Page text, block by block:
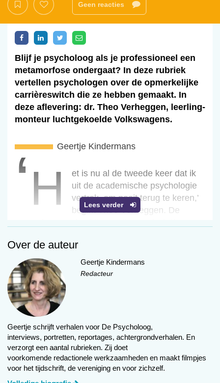
Geen reacties
Lees verder
Blijf je psycholoog als je professioneel een
metamorfose ondergaat? In deze rubriek
vertellen psychologen over de opmerkelijke
carrièreswitch die ze hebben gemaakt. In
deze aflevering: dr. Theo Verheggen, leerling-
monteur luchtgekoelde Volkswagens.
Geertje Kindermans
‘h
‘Het is nu al de tweede keer dat ik
uit de academische psychologie
vertrek, om nooit terug te keren,’
begint Theo Verheggen. De
uit solidariteit met collega’s die weg moesten en
werkte vervolgens op verschillende plekken.
Vervolgens ging hij vijf maanden op reis met een
oude Volkswagenbus. (Voor de liefhebber: een
T2, luchtgekoeld.) Hij raakte eraan verknocht.
Toch kwam hij in 2005 terug als psycholoog; hij
waar hij vakken gaf als cultuurpsychologie en
geschiedenis van de psychologie.
Over de auteur
Geertje Kindermans
Redacteur
Geertje schrijft verhalen voor De Psycholoog,
interviews, portretten, reportages, achtergrondverhalen. En
verzorgt een aantal rubrieken. Zij doet
voorkomende redactionele werkzaamheden en maakt filmpjes
voor het tijdschrift, de vereniging en voor zichzelf.